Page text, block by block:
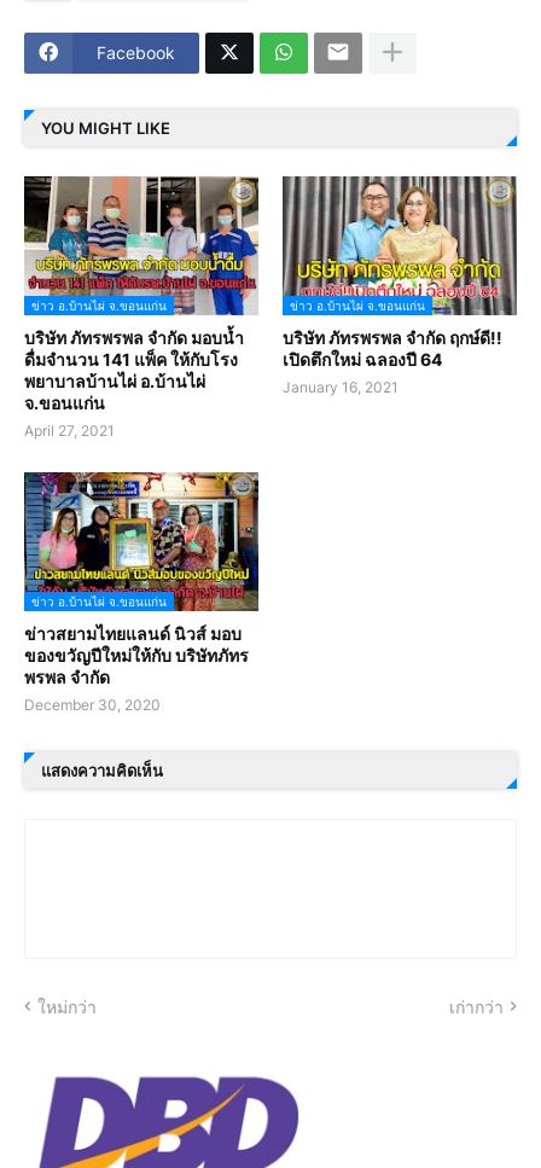
Facebook
YOU MIGHT LIKE
ข่าว อ.บ้านไผ่ จ.ขอนแก่น
บริษัท ภัทรพรพล จำกัด มอบน้ำ
ดื่มจำนวน 141 แพ็ค ให้กับโรง
พยาบาลบ้านไผ่ อ.บ้านไผ่
จ.ขอนแก่น
April 27, 2021
ข่าว อ.บ้านไผ่ จ.ขอนแก่น
บริษัท ภัทรพรพล จำกัด ฤกษ์ดี!!
เปิดตึกใหม่ ฉลองปี 64
January 16, 2021
ข่าว อ.บ้านไผ่ จ.ขอนแก่น
ข่าวสยามไทยแลนด์ นิวส์ มอบ
ของขวัญปีใหม่ให้กับ บริษัทภัทร
พรพล จำกัด
December 30, 2020
แสดงความคิดเห็น
ใหม่กว่า เก่ากว่า